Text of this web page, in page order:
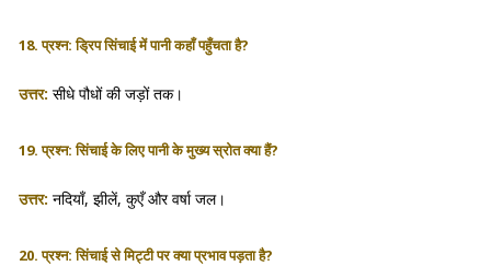
18. प्रश्न: ड्रिप सिंचाई में पानी कहाँ पहुँचता है?
उत्तर: सीधे पौधों की जड़ों तक।
19. प्रश्न: सिंचाई के लिए पानी के मुख्य स्रोत क्या हैं?
उत्तर: नदियाँ, झीलें, कुएँ और वर्षा जल।
20. प्रश्न: सिंचाई से मिट्टी पर क्या प्रभाव पड़ता है?